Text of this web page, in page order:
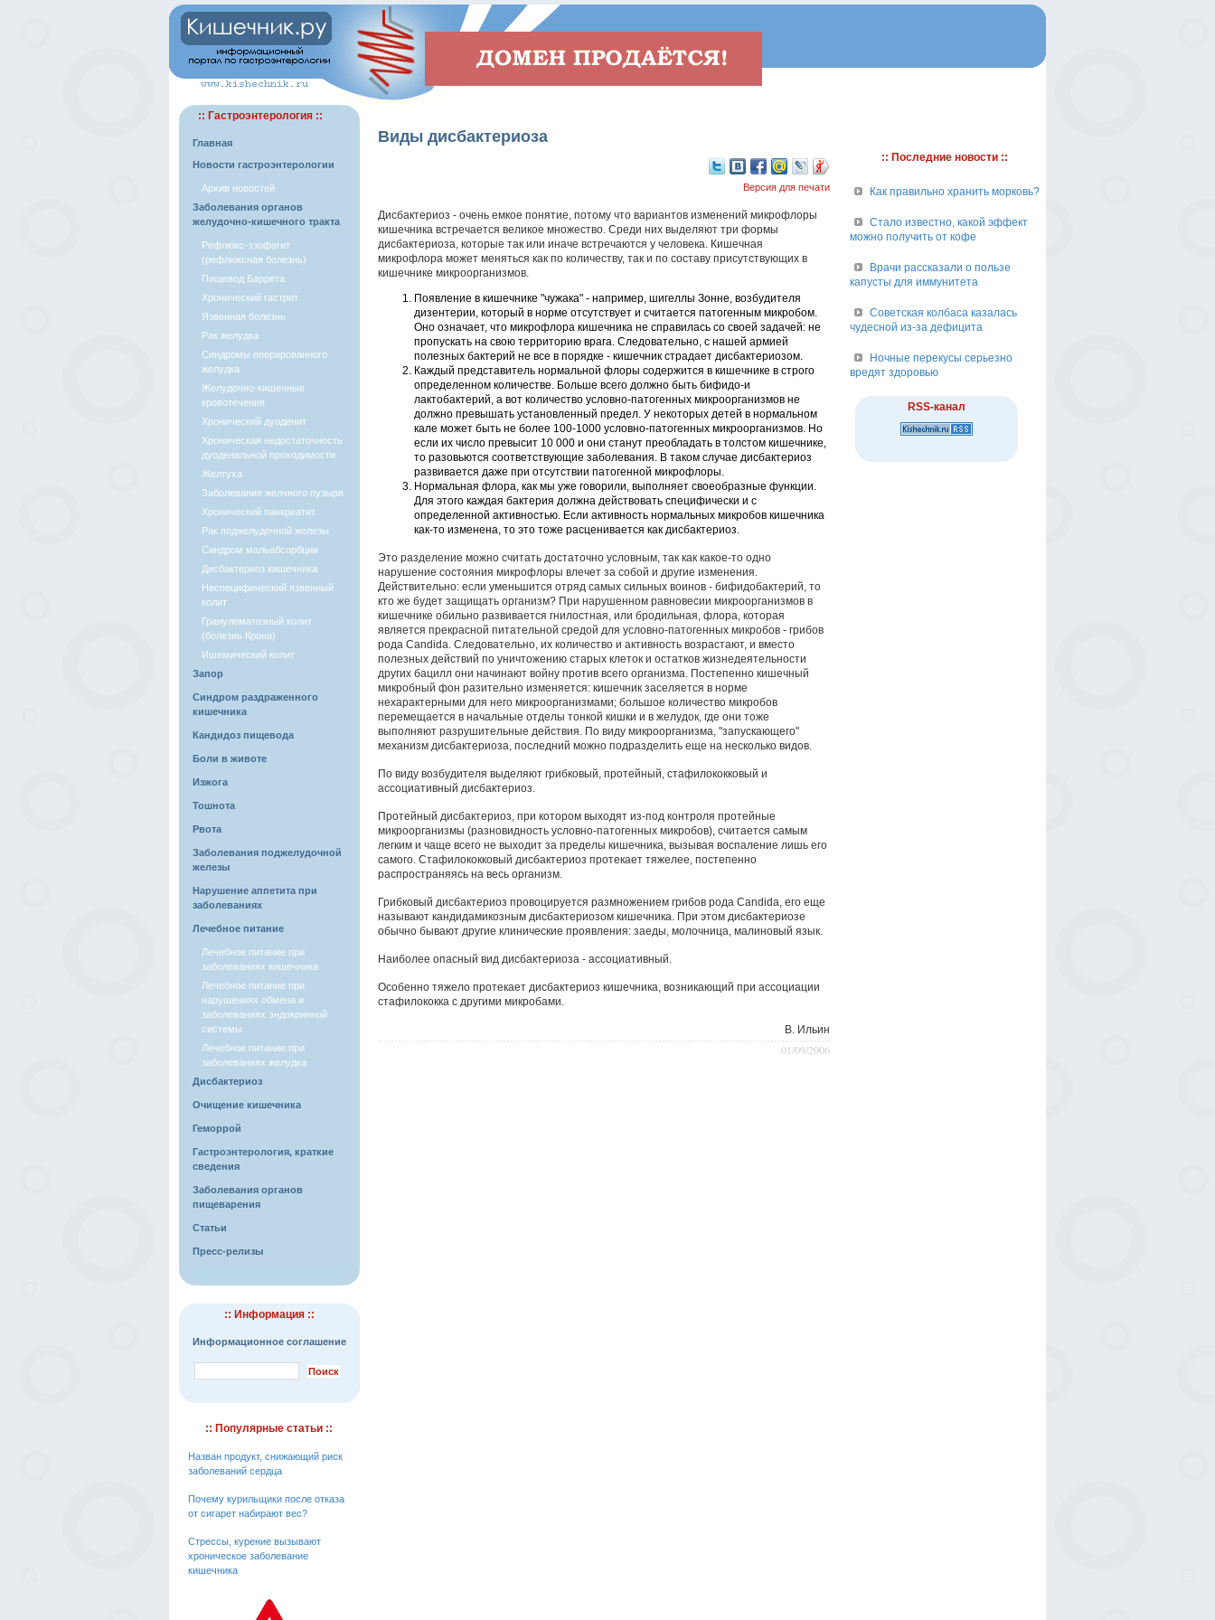
:: Гастроэнтерология ::
Главная
Новости гастроэнтерологии
Архив новостей
Заболевания органов
желудочно-кишечного тракта
Рефлюкс-эзофагит
(рефлюксная болезнь)
Пищевод Баррета
Хронический гастрит
Язвенная болезнь
Рак желудка
Синдромы оперированного
желудка
Желудочно-кишечные
кровотечения
Хронический дуоденит
Хроническая недостаточность
дуоденальной проходимости
Желтуха
Заболевания желчного пузыря
Хронический панкреатит
Рак поджелудочной железы
Синдром мальабсорбции
Дисбактериоз кишечника
Неспецифический язвенный
колит
Гранулематозный колит
(болезнь Крона)
Ишемический колит
Запор
Синдром раздраженного
кишечника
Кандидоз пищевода
Боли в животе
Изжога
Тошнота
Рвота
Заболевания поджелудочной
железы
Нарушение аппетита при
заболеваниях
Лечебное питание
Лечебное питание при
заболеваниях кишечника
Лечебное питание при
нарушениях обмена и
заболеваниях эндокринной
системы
Лечебное питание при
заболеваниях желудка
Дисбактериоз
Очищение кишечника
Геморрой
Гастроэнтерология, краткие
сведения
Заболевания органов
пищеварения
Статьи
Пресс-релизы
:: Информация ::
Информационное соглашение
:: Популярные статьи ::
Назван продукт, снижающий риск
заболеваний сердца
Почему курильщики после отказа
от сигарет набирают вес?
Стрессы, курение вызывают
хроническое заболевание
кишечника
Виды дисбактериоза
Версия для печати
Дисбактериоз - очень емкое понятие, потому что вариантов изменений микрофлоры
кишечника встречается великое множество. Среди них выделяют три формы
дисбактериоза, которые так или иначе встречаются у человека. Кишечная
микрофлора может меняться как по количеству, так и по составу присутствующих в
кишечнике микроорганизмов.
Появление в кишечнике "чужака" - например, шигеллы Зонне, возбудителя
дизентерии, который в норме отсутствует и считается патогенным микробом.
Оно означает, что микрофлора кишечника не справилась со своей задачей: не
пропускать на свою территорию врага. Следовательно, с нашей армией
полезных бактерий не все в порядке - кишечник страдает дисбактериозом.
Каждый представитель нормальной флоры содержится в кишечнике в строго
определенном количестве. Больше всего должно быть бифидо-и
лактобактерий, а вот количество условно-патогенных микроорганизмов не
должно превышать установленный предел. У некоторых детей в нормальном
кале может быть не более 100-1000 условно-патогенных микроорганизмов. Но
если их число превысит 10 000 и они станут преобладать в толстом кишечнике,
то разовьются соответствующие заболевания. В таком случае дисбактериоз
развивается даже при отсутствии патогенной микрофлоры.
Нормальная флора, как мы уже говорили, выполняет своеобразные функции.
Для этого каждая бактерия должна действовать специфически и с
определенной активностью. Если активность нормальных микробов кишечника
как-то изменена, то это тоже расценивается как дисбактериоз.
Это разделение можно считать достаточно условным, так как какое-то одно
нарушение состояния микрофлоры влечет за собой и другие изменения.
Действительно: если уменьшится отряд самых сильных воинов - бифидобактерий, то
кто же будет защищать организм? При нарушенном равновесии микроорганизмов в
кишечнике обильно развивается гнилостная, или бродильная, флора, которая
является прекрасной питательной средой для условно-патогенных микробов - грибов
рода Candida. Следовательно, их количество и активность возрастают, и вместо
полезных действий по уничтожению старых клеток и остатков жизнедеятельности
других бацилл они начинают войну против всего организма. Постепенно кишечный
микробный фон разительно изменяется: кишечник заселяется в норме
нехарактерными для него микроорганизмами; большое количество микробов
перемещается в начальные отделы тонкой кишки и в желудок, где они тоже
выполняют разрушительные действия. По виду микроорганизма, "запускающего"
механизм дисбактериоза, последний можно подразделить еще на несколько видов.
По виду возбудителя выделяют грибковый, протейный, стафилококковый и
ассоциативный дисбактериоз.
Протейный дисбактериоз, при котором выходят из-под контроля протейные
микроорганизмы (разновидность условно-патогенных микробов), считается самым
легким и чаще всего не выходит за пределы кишечника, вызывая воспаление лишь его
самого. Стафилококковый дисбактериоз протекает тяжелее, постепенно
распространяясь на весь организм.
Грибковый дисбактериоз провоцируется размножением грибов рода Candida, его еще
называют кандидамикозным дисбактериозом кишечника. При этом дисбактериозе
обычно бывают другие клинические проявления: заеды, молочница, малиновый язык.
Наиболее опасный вид дисбактериоза - ассоциативный.
Особенно тяжело протекает дисбактериоз кишечника, возникающий при ассоциации
стафилококка с другими микробами.
B. Ильин
01/09/2006
:: Последние новости ::
Как правильно хранить морковь?
Стало известно, какой эффект
можно получить от кофе
Врачи рассказали о пользе
капусты для иммунитета
Советская колбаса казалась
чудесной из-за дефицита
Ночные перекусы серьезно
вредят здоровью
RSS-канал